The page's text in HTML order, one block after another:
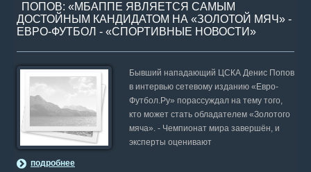
ПОПОВ: «МБАППЕ ЯВЛЯЕТСЯ САМЫМ
ДОСТОЙНЫМ КАНДИДАТОМ НА «ЗОЛОТОЙ МЯЧ» -
ЕВРО-ФУТБОЛ - «СПОРТИВНЫЕ НОВОСТИ»
Бывший нападающий ЦСКА Денис Попов
в интервью сетевому изданию «Евро-
Футбол.Ру» порассуждал на тему того,
кто может стать обладателем «Золотого
мяча». - Чемпионат мира завершён, и
эксперты оценивают
подробнее